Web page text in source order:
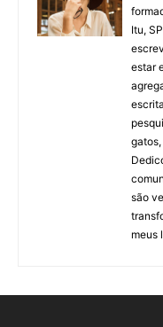
Itu,
estar
são
meus